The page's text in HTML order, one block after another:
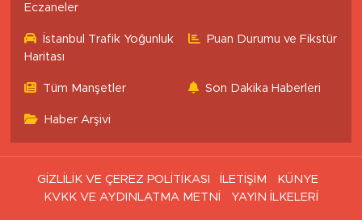
Eczaneler
İstanbul Trafik Yoğunluk
Haritası
Puan Durumu ve Fikstür
Tüm Manşetler Son Dakika Haberleri
Haber Arşivi
GİZLİLİK VE ÇEREZ POLİTİKASI İLETİŞİM
KÜNYE
KVKK VE AYDINLATMA METNİ
YAYIN İLKELERİ